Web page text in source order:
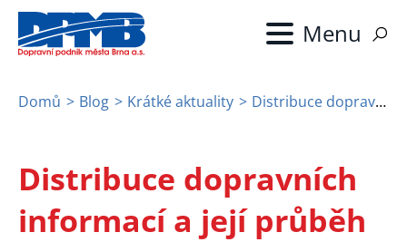
Přejít
hlavnímu
navigace
Domů Blog Krátké aktuality Distribuce dopravních informací a její průběh
Distribuce dopravních
informací a její průběh